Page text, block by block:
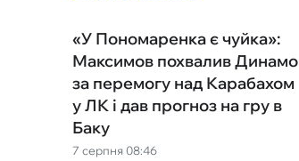
7 серпня 08:46
«У Пономаренка є чуйка»:
Максимов похвалив Динамо
за перемогу над Карабахом
у ЛК і дав прогноз на гру в
Баку